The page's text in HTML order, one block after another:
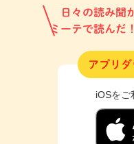
日々の読み聞
ミーテで読んだ
アプリダ
iOSをご